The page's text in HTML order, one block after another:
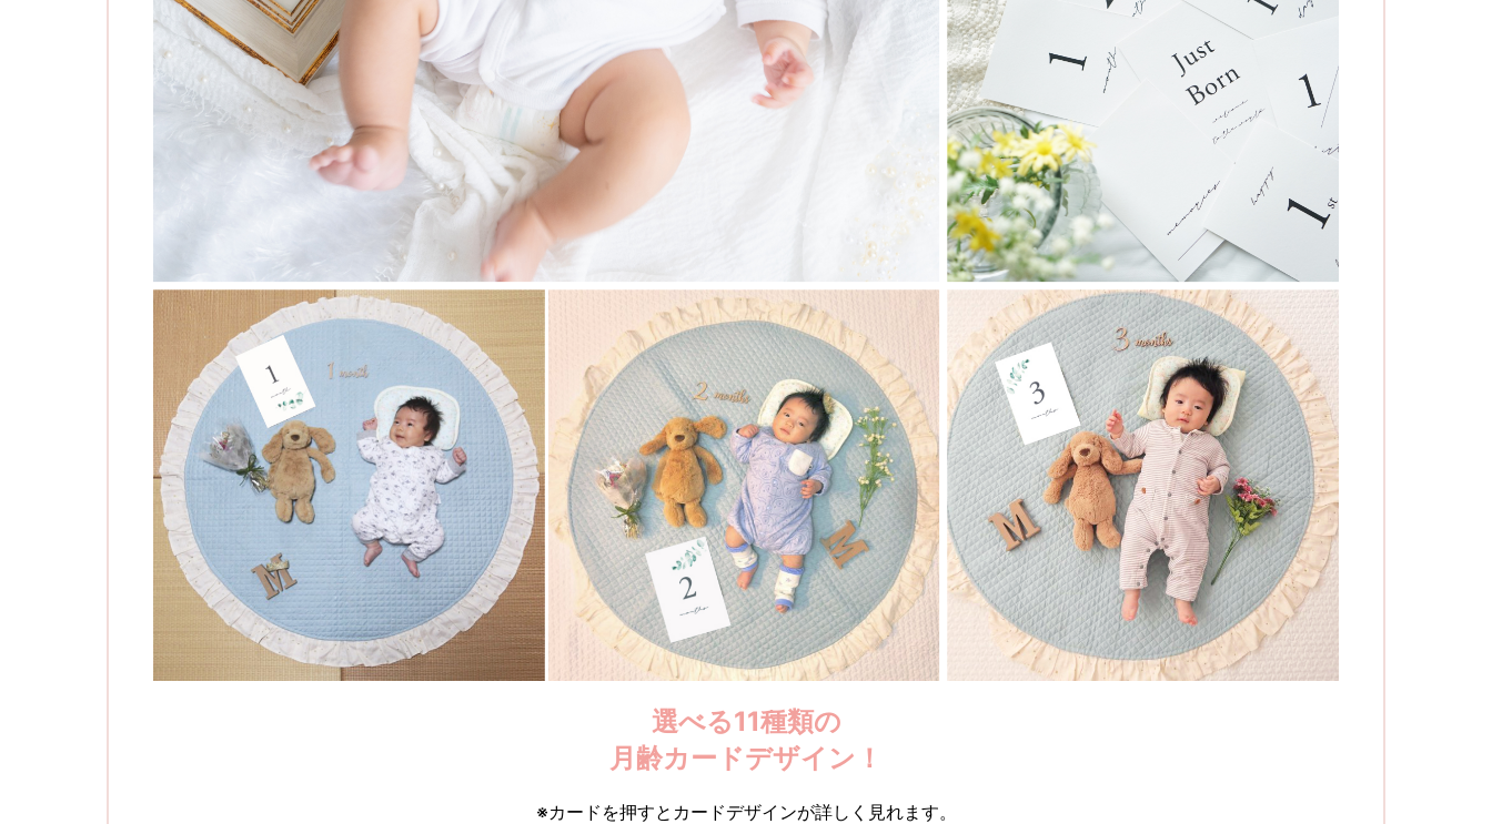
選べる11種類の
月齢カードデザイン！
※カードを押すとカードデザインが詳しく見れます。